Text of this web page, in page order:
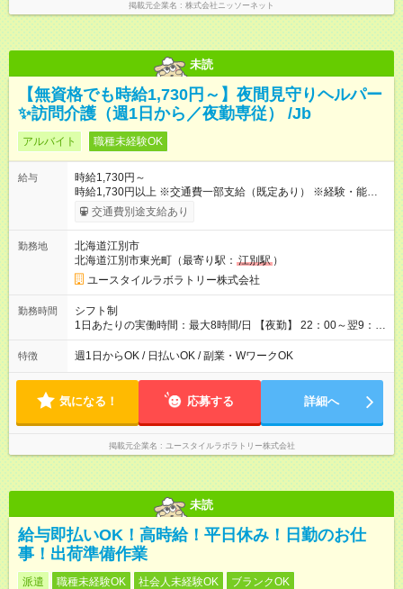
掲載元企業名 株式会社ニッソーネット
未読
【無資格でも時給1,730円～】夜間見守りヘルパー
✨訪問介護（週1日から／夜勤専従） /Jb
アルバイト 職種未経験OK
給与
時給1,730円～
時給1,730円以上 ※交通費一部支給（既定あり） ※経験・能力を
考慮して決定します 【収入例】 週1回勤務の場合：1,730円×8時
間×4回=5万5,360円 週3回勤務の場合：1,730円×8時間×12回
月 ※ 雇用形態と給与に、本採用時と異なる部分があります。 雇
用形態：本採用時と同じです。 給与：時給 1,510円以上
交通費別途支給あり
勤務地
北海道江別市
北海道江別市東光町（最寄り駅： 江別駅 ）
ユースタイルラボラトリー株式会社
勤務時間
シフト制
1日あたりの実働時間：最大8時間/日 【夜勤】 22：00～翌9：
00 ※週1日～OK ／ 夜勤専従 ＊＊ 勤務時間例 ＊＊ ■22時か
ら翌7時 ■23時から翌8時 ■24時から翌9時 など ※上記の時間
ます。 ※曜日固定（毎週同じ曜日での勤務となります）
特徴 週1日からOK / 日払いOK / 副業・WワークOK
気になる！ 応募する 詳細へ
掲載元企業名 ユースタイルラボラトリー株式会社
未読
給与即払いOK！高時給！平日休み！日勤のお仕
事！出荷準備作業
派遣 職種未経験OK 社会人未経験OK
ブランクOK